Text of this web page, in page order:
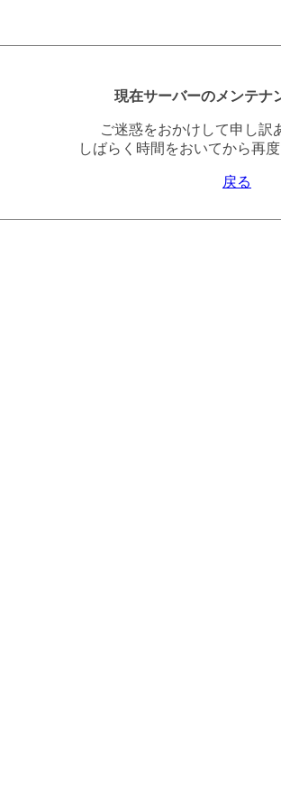
現在サーバーのメンテナ
ご迷惑をおかけして申し訳
しばらく時間をおいてから再
戻る